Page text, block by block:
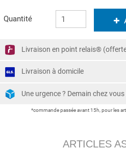
Quantité
Livraison en point relais®
Livraison à domicile
Une urgence ? Demain chez
*commande passée avant 15h, pour les
ARTICLES